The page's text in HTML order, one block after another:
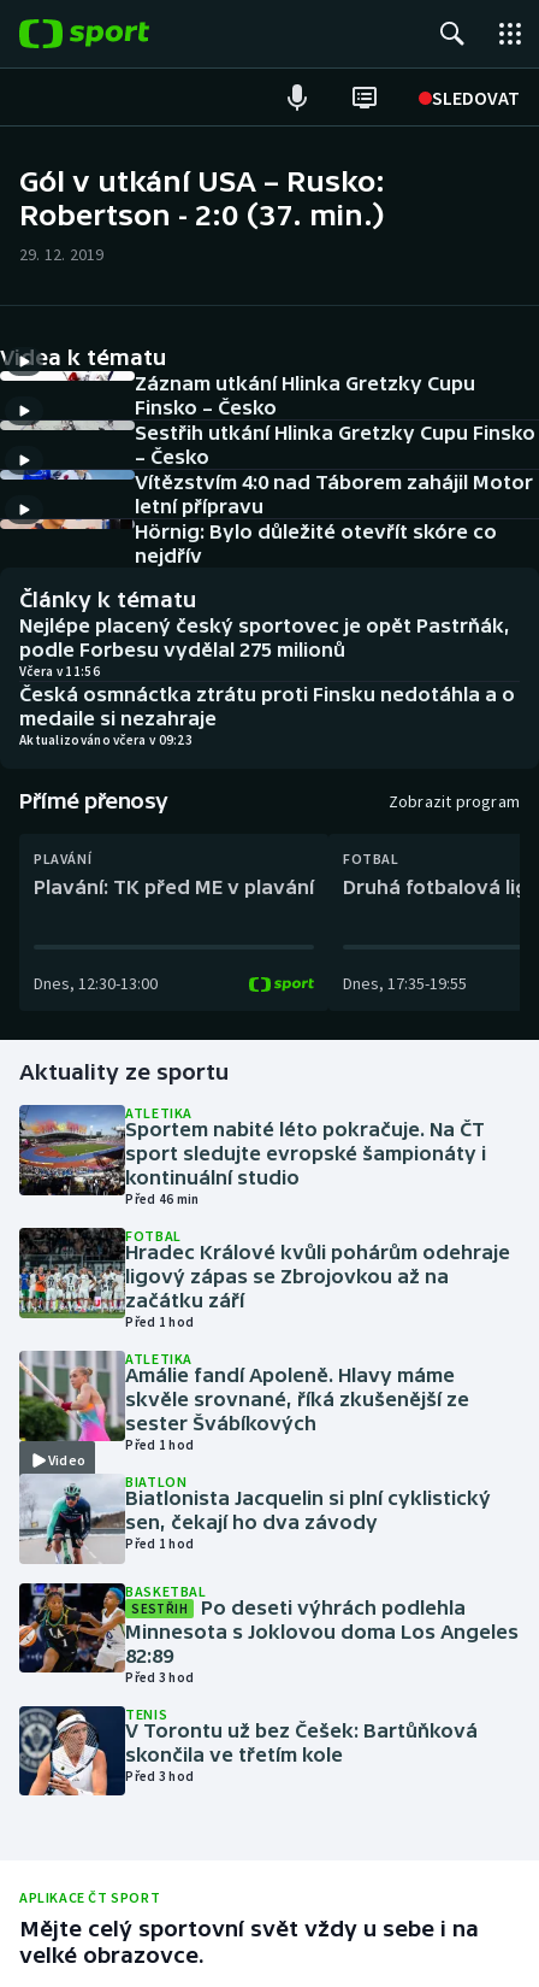
SLEDOVAT
Hokej
Cyklistika
DALŠÍ SPORTY
Americký fotbal
Baseball a softbal
Basketbal
Biatlon
Boby a skeleton
Box
Curling
Golf
Gymnastika
Házená
Jezdectví
Judo
Krasobruslení
Lezení
Lyže a snowboard
Moderní pětiboj
Motorsport
Olympijské hry
Parasport
Plavání
Ragby
Rychlobruslení
NEPŘEHLÉDNĚTE
Historické návraty
Aplikace ČT sport
AZ kvíz
Gól v utkání USA – Rusko:
Robertson - 2:0 (37. min.)
29. 12. 2019
Videa k tématu
Záznam utkání Hlinka Gretzky Cupu
Finsko – Česko
Sestřih utkání Hlinka Gretzky Cupu Finsko
– Česko
Vítězstvím 4:0 nad Táborem zahájil Motor
letní přípravu
Hörnig: Bylo důležité otevřít skóre co
nejdřív
Články k tématu
Nejlépe placený český sportovec je opět Pastrňák,
podle Forbesu vydělal 275 milionů
Včera v 11:56
Česká osmnáctka ztrátu proti Finsku nedotáhla a o
medaile si nezahraje
Aktualizováno včera v 09:23
Přímé přenosy Zobrazit program
PLAVÁNÍ
Plavání: TK před ME v plavání
Dnes, 12:30-13:00
FOTBAL
Druhá fotbalová
Dnes, 17:35-19:55
Aktuality ze sportu
ATLETIKA
Sportem nabité léto pokračuje. Na ČT
sport sledujte evropské šampionáty i
kontinuální studio
Před 46 min
FOTBAL
Hradec Králové kvůli pohárům odehraje
ligový zápas se Zbrojovkou až na
začátku září
Před 1 hod
Video
ATLETIKA
Amálie fandí Apoleně. Hlavy máme
skvěle srovnané, říká zkušenější ze
sester Švábíkových
Před 1 hod
BIATLON
Biatlonista Jacquelin si plní cyklistický
sen, čekají ho dva závody
Před 1 hod
BASKETBAL
SESTŘIH
Po deseti výhrách podlehla
Minnesota s Joklovou doma Los Angeles
82:89
Před 3 hod
TENIS
V Torontu už bez Češek: Bartůňková
skončila ve třetím kole
Před 3 hod
APLIKACE ČT SPORT
Mějte celý sportovní svět vždy u sebe i na
velké obrazovce.